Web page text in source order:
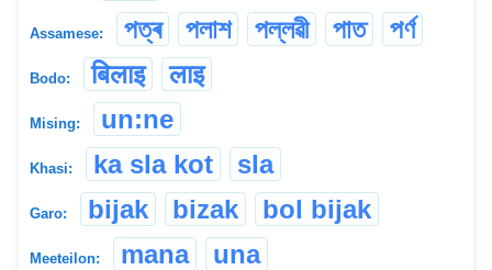
Assamese: পত্ৰ পলাশ পল্লৱী পাত পৰ্ণ
Bodo: बिलाइ लाइ
Mising: un:ne
Khasi: ka sla kot sla
Garo: bijak bizak bol bijak
Meeteilon: mana una